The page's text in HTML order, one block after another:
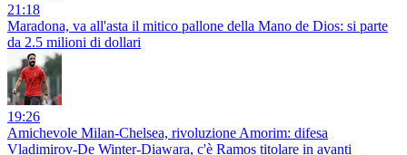
21:18
Maradona, va all'asta il mitico pallone della Mano de Dios: si parte
da 2.5 milioni di dollari
19:26
Amichevole Milan-Chelsea, rivoluzione Amorim: difesa
Vladimirov-De Winter-Diawara, c'è Ramos titolare in avanti